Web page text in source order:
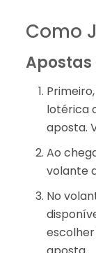
Como
Apostas
lotérica
aposta.
Ao
volante
No